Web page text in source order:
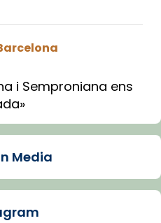
i Semproniana ens
de Tortosa, ha
Media